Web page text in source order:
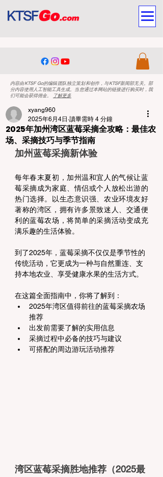
内容由KTSF Go的编辑团队独立策划和创作，与KTSF新闻部无关。部
分内容使用人工智能工具生成。当您通过本网站的链接进行购买时，我
们可能会获得佣金。
了解更多
2025年加州湾区蓝莓采摘全攻略：最佳农
场、采摘技巧与季节指南
xyang960
2025年6月4日 讀畢需時 4 分鐘
加州蓝莓采摘新体验
每年春末夏初，加州温和宜人的气候让蓝
莓采摘成为家庭、情侣或个人放松出游的
热门选择。以生态意识强、农业环境友好
著称的湾区，拥有许多景致迷人、交通便
利的蓝莓农场，将简单的采摘活动变成充
满乐趣的生活体验。
到了2025年，蓝莓采摘不仅仅是季节性的
传统活动，它更成为一种与自然重连、支
持本地农业、享受健康水果的生活方式。
在这篇全面指南中，你将了解到：
2025年湾区值得前往的蓝莓采摘农场
推荐
出发前需要了解的实用信息
采摘过程中必备的技巧与建议
可搭配的周边游玩活动推荐
湾区蓝莓采摘胜地推荐（2025最